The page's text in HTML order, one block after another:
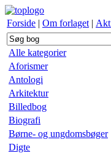
Forside | Om forlaget |
Alle kategorier
Aforismer
Antologi
Arkitektur
Billedbog
Biografi
Børne- og ungdomsbøger
Digte